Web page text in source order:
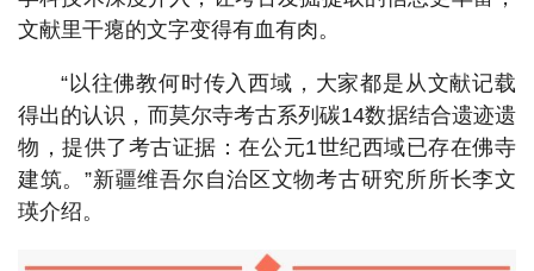
文献里干瘪的文字变得有血有肉。
“以往佛教何时传入西域，大家都是从文献记载
得出的认识，而莫尔寺考古系列碳14数据结合遗迹遗
物，提供了考古证据：在公元1世纪西域已存在佛寺
建筑。”新疆维吾尔自治区文物考古研究所所长李文
瑛介绍。